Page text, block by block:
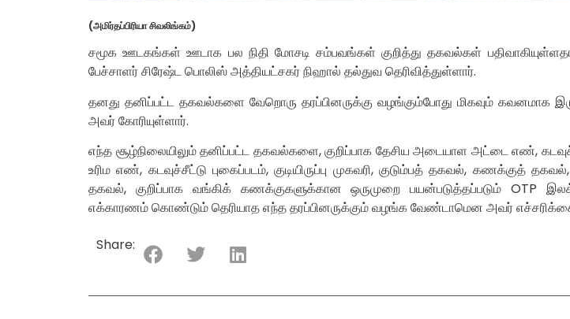
(அமிர்தப்பிரியா சிவலிங்கம்)
சமூக ஊடகங்கள் ஊடாக பல நிதி மோசடி சம்பவங்கள் குறித்து தகவல்கள்
பேச்சாளர் சிரேஷ்ட பொலிஸ் அத்தியட்சகர் நிஹால் தல்துவ தெரிவித்துள்ளார்.
தனது தனிப்பட்ட தகவல்களை வேறொரு தரப்பினருக்கு வழங்கும்போது மிகவும் கவனமாக
அவர் கோரியுள்ளார்.
எந்த சூழ்நிலையிலும் தனிப்பட்ட தகவல்களை, குறிப்பாக தேசிய அடையாள அட்டை எண்,
உரிம எண், கடவுச்சீட்டு புகைப்படம், குடியிருப்பு முகவரி, குடும்பத் தகவல், கணக்குத்
தகவல், குறிப்பாக வங்கிக் கணக்குகளுக்கான ஒருமுறை பயன்படுத்தப்படும் OTP
எக்காரணம் கொண்டும் தெரியாத எந்த தரப்பினருக்கும் வழங்க வேண்டாமென அவர் எச்சரிக்கை
Share: